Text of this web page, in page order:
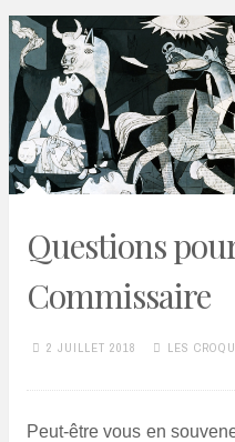
Questions
Commissaire
2 JUILLET 2018 LES
Peut-être vous en